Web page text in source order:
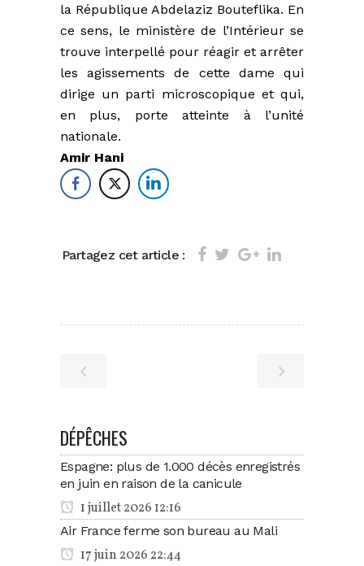
la République Abdelaziz Bouteflika. En
ce sens, le ministère de l’Intérieur se
trouve interpellé pour réagir et arrêter
les agissements de cette dame qui
dirige un parti microscopique et qui,
en plus, porte atteinte à l’unité
nationale.
Amir Hani
Partagez cet article :
DÉPÊCHES
Espagne: plus de 1.000 décès enregistrés
en juin en raison de la canicule
1 juillet 2026 12:16
Air France ferme son bureau au Mali
17 juin 2026 22:44